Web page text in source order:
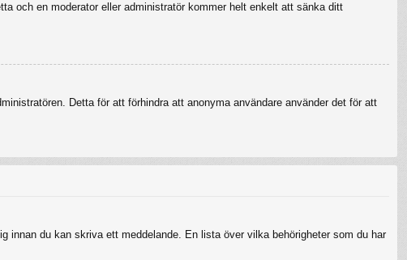
och en moderator eller administratör kommer helt enkelt att sänka ditt
Detta för att förhindra att anonyma användare använder det för att
innan du kan skriva ett meddelande. En lista över vilka behörigheter som du har